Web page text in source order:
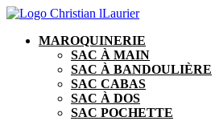
MAROQUINERIE
SAC À MAIN
SAC À BANDOULIÈRE
SAC CABAS
SAC À DOS
SAC POCHETTE